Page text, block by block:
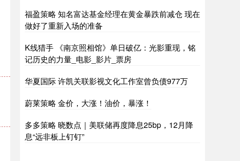
福盈策略 知名富达基金经理在黄金暴跌前减仓 现在
做好了重新入场的准备
K线猎手 《南京照相馆》单日破亿：光影重现，铭
记历史的力量_电影_影片_票房
华夏国际 许凯关联影视文化工作室曾负债977万
蔚莱策略 金价，大涨！油价，暴涨！
多多策略 晓数点｜美联储再度降息25bp，12月降
息“远非板上钉钉”